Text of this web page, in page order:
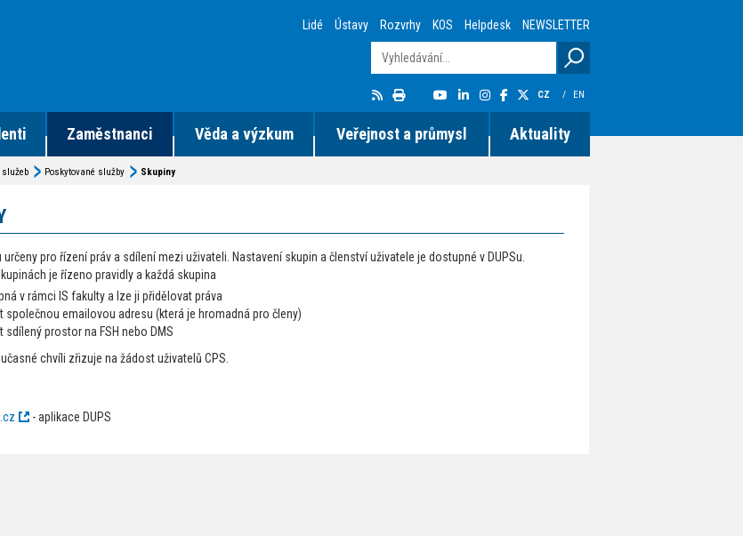
Zaměstnanci Věda a výzkum Veřejnost a průmysl Aktuality
Lidé Ústavy Rozvrhy KOS Helpdesk NEWSLETTER
CZ / EN
služeb Poskytované služby Skupiny
pro řízení práv a sdílení mezi uživateli. Nastavení skupin a členství uživatele je dostupné v DUPSu.
je řízeno pravidly a každá skupina
v rámci IS fakulty a lze ji přidělovat práva
společnou emailovou adresu (která je hromadná pro členy)
sdílený prostor na FSH nebo DMS
chvíli zřizuje na žádost uživatelů CPS.
- aplikace DUPS